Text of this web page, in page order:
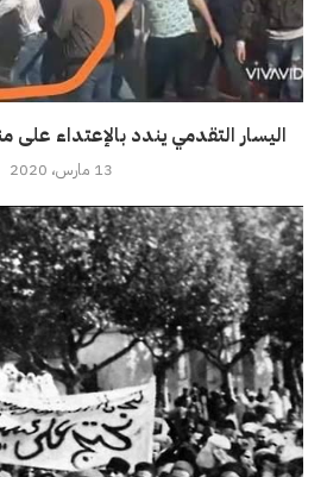
اليسار التقدمي يندد بالإعتداء على
13 مارس، 2020